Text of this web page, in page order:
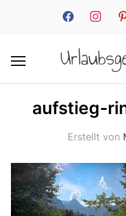
facebookinstagram
aufstieg-
Erstellt von